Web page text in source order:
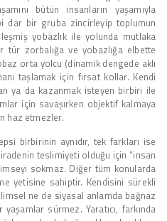
bütün insanların yaşamıyla
dar bir gruba zincirleyip toplumun
yobazlık ile yolunda mutlaka
tür zorbalığa ve yobazlığa elbette
orta yolcu (dinamik dengede aklı
taşlamak için fırsat kollar. Kendi
ya da kazanmak isteyen birbiri ile
için savaşırken objektif kalmaya
haz etmezler.
birbirinin aynıdır, tek farkları ise
teslimiyeti olduğu için “insan
sokmaz. Diğer tüm konularda
yetisine sahiptir. Kendisini sürekli
ne de siyasal anlamda bağnaz
sürmez. Yaratıcı, farkında